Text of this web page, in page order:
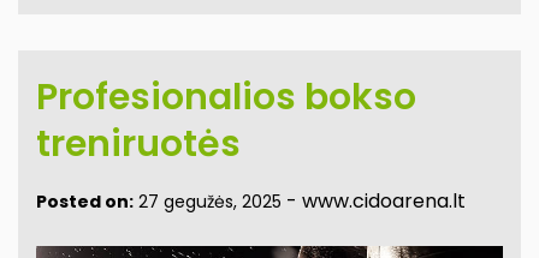
Profesionalios bokso
treniruotės
Posted on: 27 gegužės, 2025 - www.cidoarena.lt